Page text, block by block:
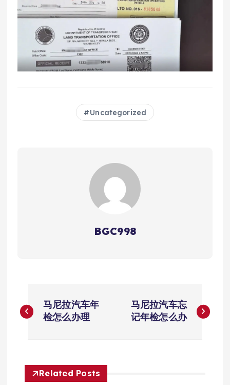
Uncategorized
BGC998
章
航
马尼拉汽车年
检怎么办理
马尼拉汽车忘
记年检怎么办
Related Posts